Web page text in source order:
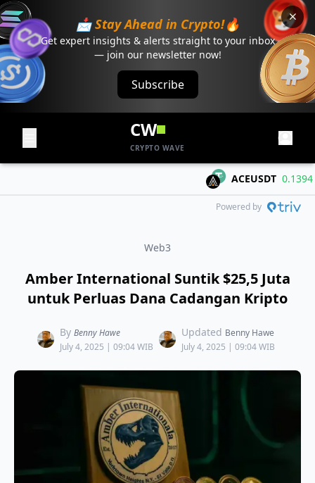
📩 Stay Ahead in Crypto!🔥
Get expert insights & alerts straight to your inbox
— join our newsletter now!
Subscribe
CW
CRYPTO WAVE
ACEUSDT 0.1394
Powered by
Web3
Amber International Suntik $25,5 Juta
untuk Perluas Dana Cadangan Kripto
By Benny Hawe
July 4, 2025 | 09:04 WIB
Updated Benny Hawe
July 4, 2025 | 09:04 WIB